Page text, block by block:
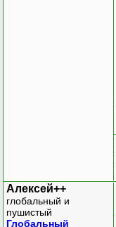
Алексей++
глобальный и
пушистый
Глобальный